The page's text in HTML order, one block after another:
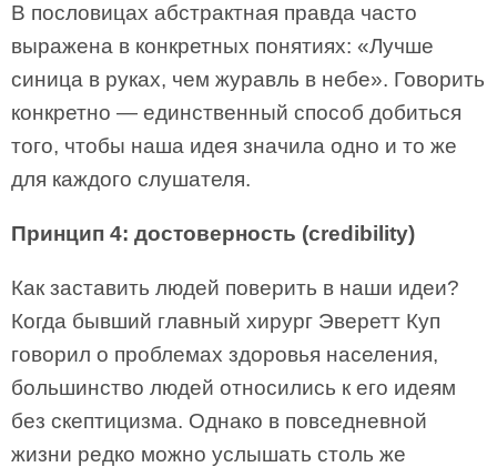
В пословицах абстрактная правда часто
выражена в конкретных понятиях: «Лучше
синица в руках, чем журавль в небе». Говорить
конкретно — единственный способ добиться
того, чтобы наша идея значила одно и то же
для каждого слушателя.
Принцип 4: достоверность (credibility)
Как заставить людей поверить в наши идеи?
Когда бывший главный хирург Эверетт Куп
говорил о проблемах здоровья населения,
большинство людей относились к его идеям
без скептицизма. Однако в повседневной
жизни редко можно услышать столь же